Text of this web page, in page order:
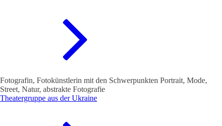
Fotografin, Fotokünstlerin mit den Schwerpunkten Portrait, Mode,
Street, Natur, abstrakte Fotografie
Theatergruppe aus der Ukraine